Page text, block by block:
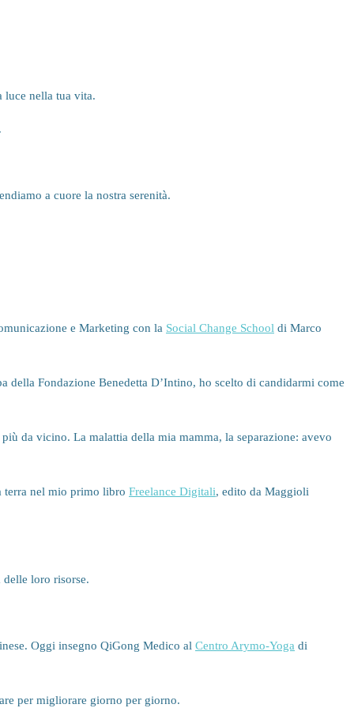
luce nella tua vita.
a cuore la nostra serenità.
e Marketing con la Social Change School di Marco
della Fondazione Benedetta D’Intino, ho scelto di candidarmi come
da vicino. La malattia della mia mamma, la separazione: avevo
terra nel mio primo libro Freelance Digitali, edito da Maggioli
delle loro risorse.
Oggi insegno QiGong Medico al Centro Arymo-Yoga di
per migliorare giorno per giorno.